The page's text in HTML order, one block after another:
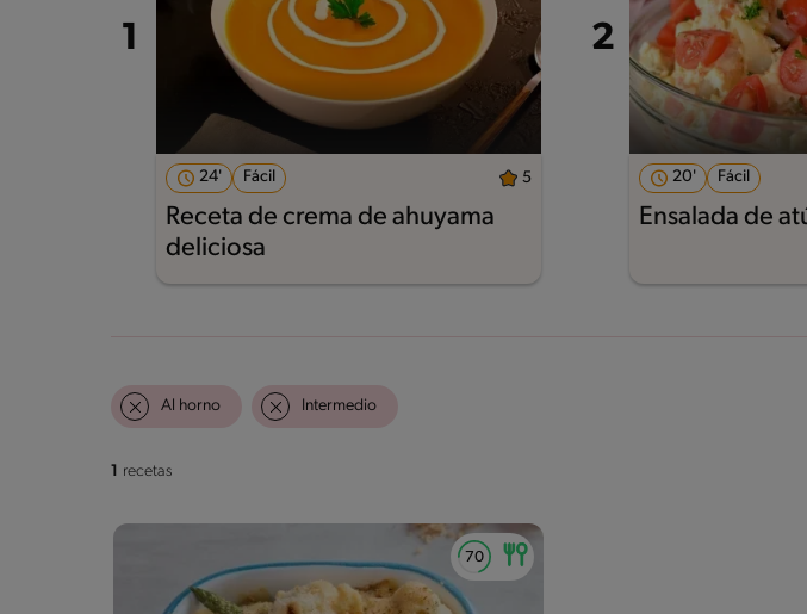
24' Fácil 5
Receta de crema de ahuyama
deliciosa
20' Fácil
Ensalada de
Al horno Intermedio
1 recetas